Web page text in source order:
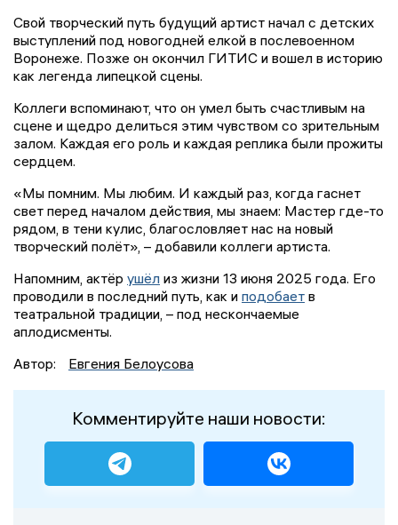
Свой творческий путь будущий артист начал с детских
выступлений под новогодней елкой в послевоенном
Воронеже. Позже он окончил ГИТИС и вошел в историю
как легенда липецкой сцены.
Коллеги вспоминают, что он умел быть счастливым на
сцене и щедро делиться этим чувством со зрительным
залом. Каждая его роль и каждая реплика были прожиты
сердцем.
«Мы помним. Мы любим. И каждый раз, когда гаснет
свет перед началом действия, мы знаем: Мастер где-то
рядом, в тени кулис, благословляет нас на новый
творческий полёт», – добавили коллеги артиста.
Напомним, актёр ушёл из жизни 13 июня 2025 года. Его
проводили в последний путь, как и подобает в
театральной традиции, – под нескончаемые
аплодисменты.
Автор:
Евгения Белоусова
Комментируйте наши новости: